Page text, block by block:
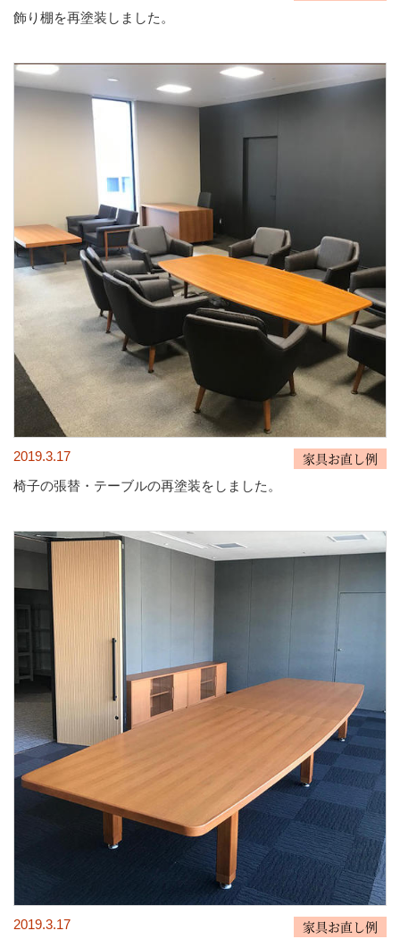
飾り棚を再塗装しました。
2019.3.17 家具お直し例
椅子の張替・テーブルの再塗装をしました。
2019.3.17 家具お直し例